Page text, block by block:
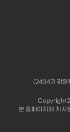
(24347) 강원
Copyright
본 홈페이지에 게시